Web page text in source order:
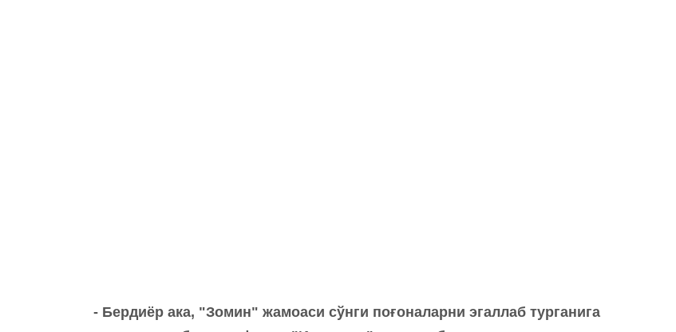
- Бердиёр ака, "Зомин" жамоаси сўнги поғоналарни эгаллаб турганига